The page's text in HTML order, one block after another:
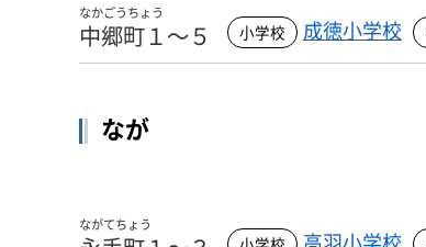
なかごうちょう
中郷町１～５ 成徳小学校
なが
ながてちょう